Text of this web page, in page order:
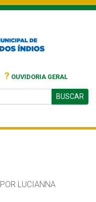
? OUVIDORIA GERAL
BUSCAR
POR LUCIANNA